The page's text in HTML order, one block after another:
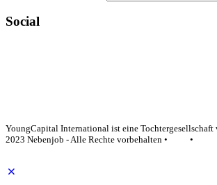
Social
YoungCapital International ist eine
2023 Nebenjob - Alle Rechte vorbehalten •
•